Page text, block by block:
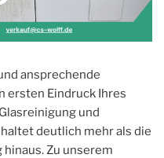
ansprechende
ersten Eindruck Ihres
und
deutlich mehr als die
Zu unserem